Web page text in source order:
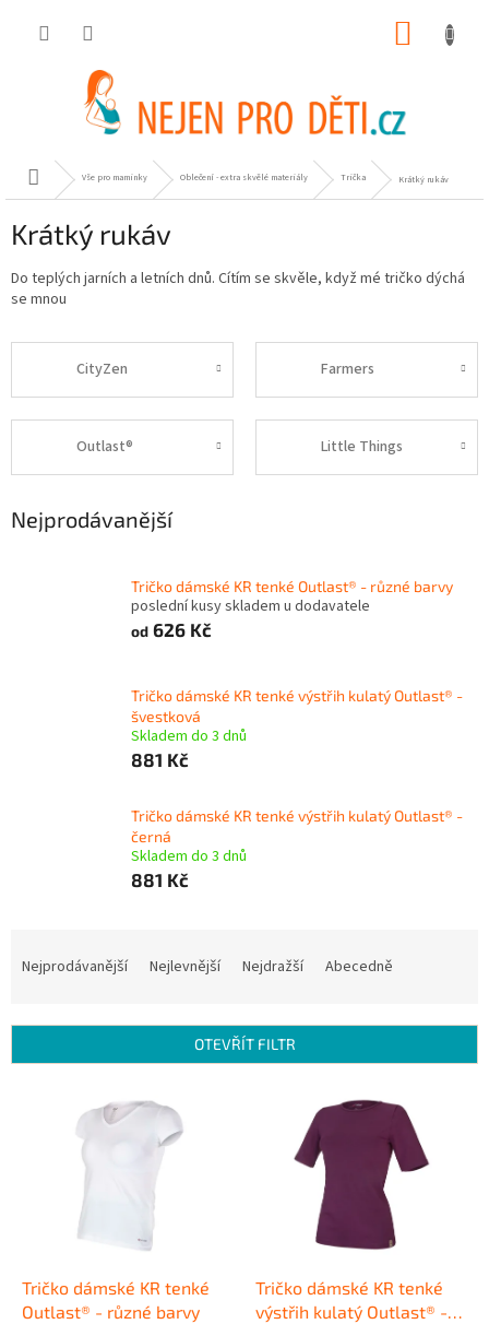
Domů Vše pro maminky Oblečení - extra skvělé materiály Trička Krátký rukáv
Krátký rukáv
Do teplých jarních a letních dnů. Cítím se skvěle, když mé tričko dýchá
se mnou
CityZen Farmers
Outlast® Little Things
Nejprodávanější
Tričko dámské KR tenké Outlast® - různé barvy
poslední kusy skladem u dodavatele
od 626 Kč
Tričko dámské KR tenké výstřih kulatý Outlast® -
švestková
Skladem do 3 dnů
881 Kč
Tričko dámské KR tenké výstřih kulatý Outlast® -
černá
Skladem do 3 dnů
881 Kč
í
Nejprodávanější Nejlevnější Nejdražší Abecedně
OTEVŘÍT FILTR
Tričko dámské KR tenké
Outlast® - různé barvy
Tričko dámské KR tenké
výstřih kulatý Outlast® -